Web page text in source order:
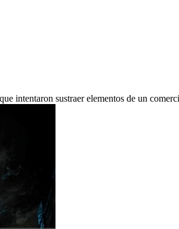
intentaron sustraer elementos de un